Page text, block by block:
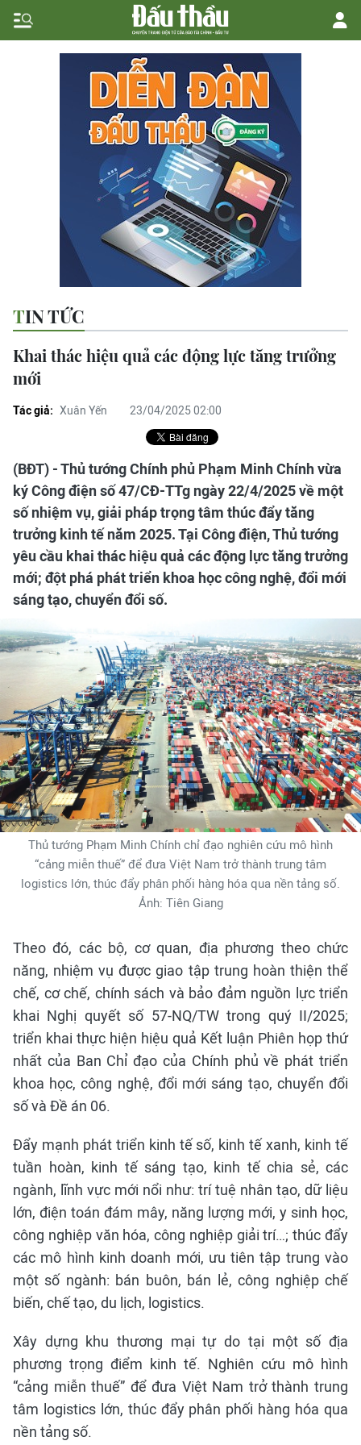
TIN TỨC
Khai thác hiệu quả các động lực tăng trưởng
mới
Tác giả: Xuân Yến 23/04/2025 02:00
(BĐT) - Thủ tướng Chính phủ Phạm Minh Chính vừa
ký Công điện số 47/CĐ-TTg ngày 22/4/2025 về một
số nhiệm vụ, giải pháp trọng tâm thúc đẩy tăng
trưởng kinh tế năm 2025. Tại Công điện, Thủ tướng
yêu cầu khai thác hiệu quả các động lực tăng trưởng
mới; đột phá phát triển khoa học công nghệ, đổi mới
sáng tạo, chuyển đổi số.
Thủ tướng Phạm Minh Chính chỉ đạo nghiên cứu mô hình
“cảng miễn thuế” để đưa Việt Nam trở thành trung tâm
logistics lớn, thúc đẩy phân phối hàng hóa qua nền tảng số.
Ảnh: Tiên Giang
Theo đó, các bộ, cơ quan, địa phương theo chức
năng, nhiệm vụ được giao tập trung hoàn thiện thể
chế, cơ chế, chính sách và bảo đảm nguồn lực triển
khai Nghị quyết số 57-NQ/TW trong quý II/2025;
triển khai thực hiện hiệu quả Kết luận Phiên họp thứ
nhất của Ban Chỉ đạo của Chính phủ về phát triển
khoa học, công nghệ, đổi mới sáng tạo, chuyển đổi
số và Đề án 06.
Đẩy mạnh phát triển kinh tế số, kinh tế xanh, kinh tế
tuần hoàn, kinh tế sáng tạo, kinh tế chia sẻ, các
ngành, lĩnh vực mới nổi như: trí tuệ nhân tạo, dữ liệu
lớn, điện toán đám mây, năng lượng mới, y sinh học,
công nghiệp văn hóa, công nghiệp giải trí…; thúc đẩy
các mô hình kinh doanh mới, ưu tiên tập trung vào
một số ngành: bán buôn, bán lẻ, công nghiệp chế
biến, chế tạo, du lịch, logistics.
Xây dựng khu thương mại tự do tại một số địa
phương trọng điểm kinh tế. Nghiên cứu mô hình
“cảng miễn thuế” để đưa Việt Nam trở thành trung
tâm logistics lớn, thúc đẩy phân phối hàng hóa qua
nền tảng số.